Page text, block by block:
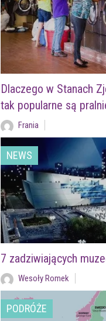
Dlaczego w Stanach
tak popularne są
Frania
NEWS
7 zadziwiających
Wesoły Romek
PODRÓŻE